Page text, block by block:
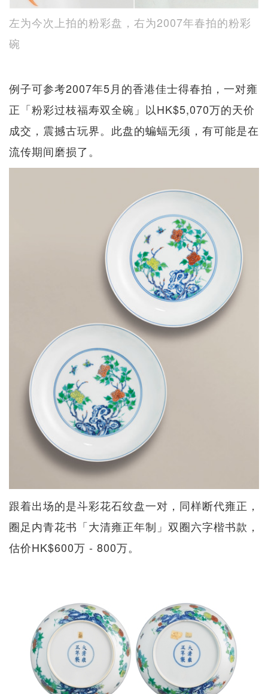
左为今次上拍的粉彩盘，右为2007年春拍的粉彩
碗
例子可参考2007年5月的香港佳士得春拍，一对雍
正「粉彩过枝福寿双全碗」以HK$5,070万的天价
成交，震撼古玩界。此盘的蝙蝠无须，有可能是在
流传期间磨损了。
跟着出场的是斗彩花石纹盘一对，同样断代雍正，
圈足内青花书「大清雍正年制」双圈六字楷书款，
估价HK$600万 - 800万。